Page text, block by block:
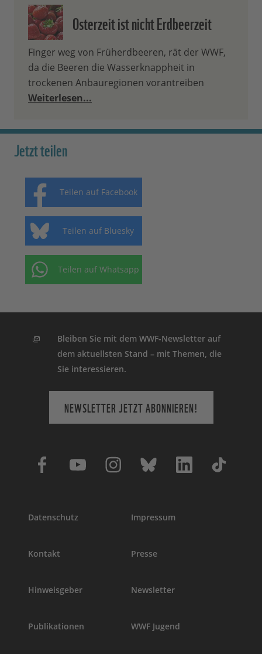
Osterzeit ist nicht Erdbeerzeit
Finger weg von Früherdbeeren, rät der WWF,
da die Beeren die Wasserknappheit in
trockenen Anbauregionen vorantreiben
Weiterlesen...
Jetzt teilen
Teilen auf Facebook
Teilen auf Bluesky
Teilen auf Whatsapp
Bleiben Sie mit dem WWF-Newsletter auf
dem aktuellsten Stand – mit Themen, die
Sie interessieren.
NEWSLETTER JETZT ABONNIEREN!
Datenschutz Impressum
Kontakt Presse
Hinweisgeber Newsletter
Publikationen WWF Jugend